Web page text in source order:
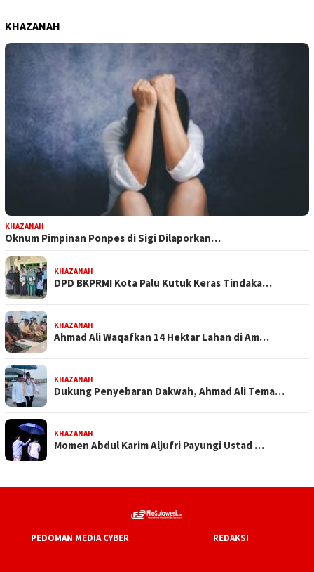
KHAZANAH
KHAZANAH
Oknum Pimpinan Ponpes di Sigi Dilaporkan…
KHAZANAH
DPD BKPRMI Kota Palu Kutuk Keras Tindaka…
KHAZANAH
Ahmad Ali Waqafkan 14 Hektar Lahan di Am…
KHAZANAH
Dukung Penyebaran Dakwah, Ahmad Ali Tema…
KHAZANAH
Momen Abdul Karim Aljufri Payungi Ustad …
PEDOMAN MEDIA CYBER REDAKSI